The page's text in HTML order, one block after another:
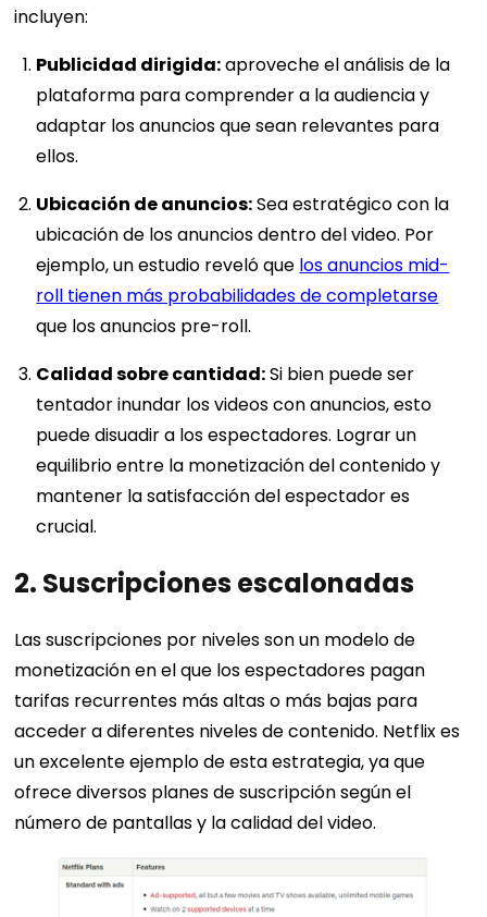
incluyen:
Publicidad dirigida:aproveche el análisis de la
plataforma para comprender a la audiencia y
adaptar los anuncios que sean relevantes para
ellos.
Ubicación de anuncios:Sea estratégico con la
ubicación de los anuncios dentro del video. Por
ejemplo, un estudio reveló que los anuncios mid-
roll tienen más probabilidades de completarse
que los anuncios pre-roll.
Calidad sobre cantidad:Si bien puede ser
tentador inundar los videos con anuncios, esto
puede disuadir a los espectadores. Lograr un
equilibrio entre la monetización del contenido y
mantener la satisfacción del espectador es
crucial.
2. Suscripciones escalonadas
Las suscripciones por niveles son un modelo de
monetización en el que los espectadores pagan
tarifas recurrentes más altas o más bajas para
acceder a diferentes niveles de contenido. Netflix es
un excelente ejemplo de esta estrategia, ya que
ofrece diversos planes de suscripción según el
número de pantallas y la calidad del video.